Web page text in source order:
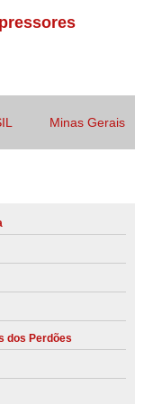
Minas Gerais
dos Perdões